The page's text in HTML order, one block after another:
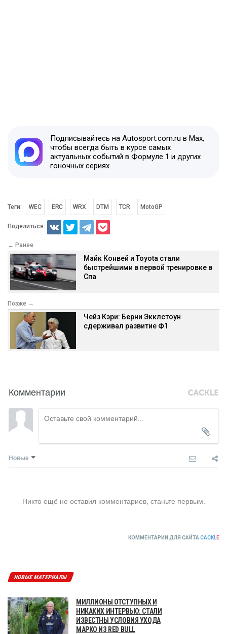
Подписывайтесь на Autosport.com.ru в Max,
чтобы всегда быть в курсе самых
актуальных событий в Формуле 1 и других
гоночных сериях
Теги: WEC ERC WRX DTM TCR MotoGP
Поделиться:
← Ранее
Майк Конвей и Toyota стали
быстрейшими в первой тренировке в
Спа
Позже →
Чейз Кэри: Берни Экклстоун
сдерживал развитие Ф1
Комментарии
Новые
Никто ещё не оставил комментариев, станьте первым.
КОММЕНТАРИИ ДЛЯ САЙТА CACKLE
НОВЫЕ МАТЕРИАЛЫ
МИЛЛИОНЫ ОТСТУПНЫХ И
НИКАКИХ ИНТЕРВЬЮ: СТАЛИ
ИЗВЕСТНЫ УСЛОВИЯ УХОДА
МАРКО ИЗ RED BULL